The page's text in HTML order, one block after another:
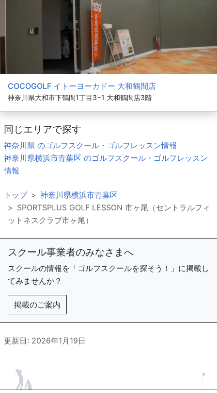
COCOGOLF イトーヨーカドー 大和鶴間店
神奈川県大和市下鶴間1丁目3−1 大和鶴間店3階
同じエリアで探す
神奈川県 のゴルフスクール・ゴルフレッスン情報
神奈川県横浜市青葉区 のゴルフスクール・ゴルフレッスン
情報
トップ
神奈川県横浜市青葉区
SPORTSPLUS GOLF LESSON 市ヶ尾（セントラルフィ
ットネスクラブ市ヶ尾）
スクール事業者のみなさまへ
スクールの情報を「ゴルフスクールを探そう！」に掲載し
てみませんか？
掲載のご案内
更新日: 2026年1月19日